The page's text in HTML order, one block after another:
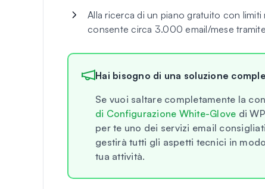
Alla ricerca di un piano gratuito con
consente circa 3.000 email/mese
Hai bisogno di una soluzione
Se vuoi saltare completamente la
di Configurazione White-Glove di
per te uno dei servizi email
gestirà tutti gli aspetti tecnici in
tua attività.